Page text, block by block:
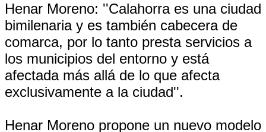
Henar Moreno: ''Calahorra es una ciudad
bimilenaria y es también cabecera de
comarca, por lo tanto presta servicios a
los municipios del entorno y está
afectada más allá de lo que afecta
exclusivamente a la ciudad''.
Henar Moreno propone un nuevo modelo